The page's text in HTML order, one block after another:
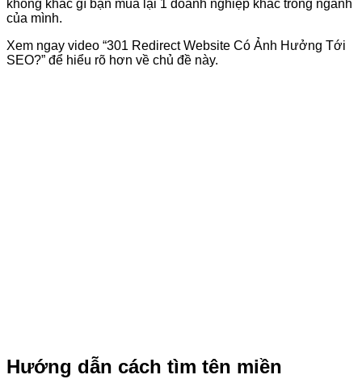
không khác gì bạn mua lại 1 doanh nghiệp khác trong ngành
của mình.
Xem ngay video “301 Redirect Website Có Ảnh Hưởng Tới
SEO?” để hiểu rõ hơn về chủ đề này.
Hướng dẫn cách tìm tên miền